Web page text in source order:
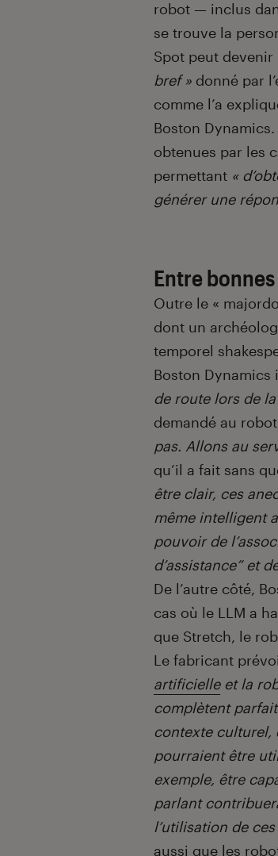
robot — inclus
se trouve la
Spot peut
bref » donné par
comme l’a
Boston
obtenues par les
permettant «
générer une
Entre
Outre le «
dont un
temporel
Boston Dynamics
de route lors de
demandé au robot
pas. Allons au
qu’il a fait sans
être clair, ces
même intelligent
pouvoir de
d’assistance” et
De l’autre côté,
cas où le LLM a
que Stretch, le
Le fabricant
artificielleet la
complètent
contexte culturel,
pourraient être
exemple, être
parlant
l’utilisation de
aussi que les